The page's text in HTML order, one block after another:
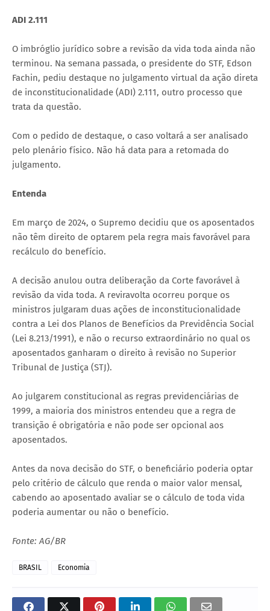
ADI 2.111
O imbróglio jurídico sobre a revisão da vida toda ainda não
terminou. Na semana passada, o presidente do STF, Edson
Fachin, pediu destaque no julgamento virtual da ação direta
de inconstitucionalidade (ADI) 2.111, outro processo que
trata da questão.
Com o pedido de destaque, o caso voltará a ser analisado
pelo plenário físico. Não há data para a retomada do
julgamento.
Entenda
Em março de 2024, o Supremo decidiu que os aposentados
não têm direito de optarem pela regra mais favorável para
recálculo do benefício.
A decisão anulou outra deliberação da Corte favorável à
revisão da vida toda. A reviravolta ocorreu porque os
ministros julgaram duas ações de inconstitucionalidade
contra a Lei dos Planos de Benefícios da Previdência Social
(Lei 8.213/1991), e não o recurso extraordinário no qual os
aposentados ganharam o direito à revisão no Superior
Tribunal de Justiça (STJ).
Ao julgarem constitucional as regras previdenciárias de
1999, a maioria dos ministros entendeu que a regra de
transição é obrigatória e não pode ser opcional aos
aposentados.
Antes da nova decisão do STF, o beneficiário poderia optar
pelo critério de cálculo que renda o maior valor mensal,
cabendo ao aposentado avaliar se o cálculo de toda vida
poderia aumentar ou não o benefício.
Fonte: AG/BR
BRASIL Economia